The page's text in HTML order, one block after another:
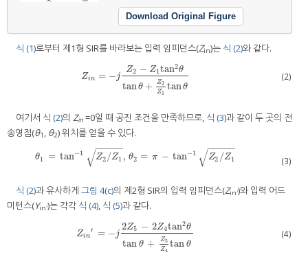
Download Original Figure
식 (1)로부터 제1형 SIR를 바라보는 입력 임피던스(Zin)는 식 (2)와 같다.
Zin = −j
Z2 − Z1tan2θ
tanθ + Z2
Z1
tanθ
Zin= −jZ2−Z1tan2θtanθ+Z2Z (2)
여기서 식 (2)의 Zin =0일 때 공진 조건을 만족하므로, 식 (3)과 같이 두 곳의 전
송영점(θ1 , θ2) 위치를 얻을 수 있다.
θ1 = tan−1 Z2 /Z1
− −
−−−
√ , θ2 = π − tan−1 Z2 /Z1
− −
−−−
√
θ1=tan−1Z2/Z 1 ,θ2=π− tan−1Z2/ Z1 (3)
식 (2)과 유사하게 그림 4(c)의 제2형 SIR의 입력 임피던스(Zin′)와 입력 어드
미턴스(Yin′)는 각각 식 (4), 식 (5)과 같다.
Zin
′ = −j
2Z5 − 2Z4tan2θ
tan θ + Z5
Z4
tan θ
Zin′ = −j2 Z5−2Z4tan2θtanθ+Z5 (4)